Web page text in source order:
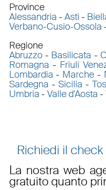
Province
Alessandria - Asti -
Verbano-Cusio-Ossola
Regione
Abruzzo- Basilicata -
Romagna - Friuli
Lombardia - Marche -
Sardegna - Sicilia -
Umbria - Valle d'Aosta -
Richiedi il
La nostra web
gratuito quanto